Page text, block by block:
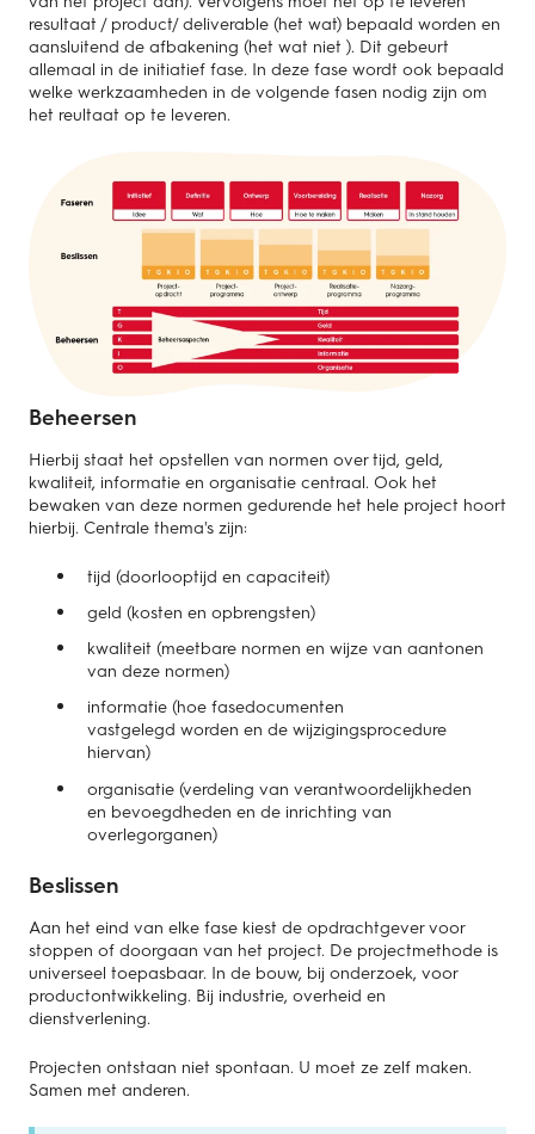
resultaat / product/ deliverable (het wat) bepaald worden en
aansluitend de afbakening (het wat niet ). Dit gebeurt
allemaal in de initiatief fase. In deze fase wordt ook bepaald
welke werkzaamheden in de volgende fasen nodig zijn om
het reultaat op te leveren.
Beheersen
Hierbij staat het opstellen van normen over tijd, geld,
kwaliteit, informatie en organisatie centraal. Ook het
bewaken van deze normen gedurende het hele project hoort
hierbij. Centrale thema's zijn:
tijd (doorlooptijd en capaciteit)
geld (kosten en opbrengsten)
kwaliteit (meetbare normen en wijze van aantonen
van deze normen)
informatie (hoe fasedocumenten
vastgelegd worden en de wijzigingsprocedure
hiervan)
organisatie (verdeling van verantwoordelijkheden
en bevoegdheden en de inrichting van
overlegorganen)
Beslissen
Aan het eind van elke fase kiest de opdrachtgever voor
stoppen of doorgaan van het project. De projectmethode is
universeel toepasbaar. In de bouw, bij onderzoek, voor
productontwikkeling. Bij industrie, overheid en
dienstverlening.
Projecten ontstaan niet spontaan. U moet ze zelf maken.
Samen met anderen.